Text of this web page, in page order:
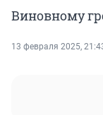
Виновному
13 февраля 2025,